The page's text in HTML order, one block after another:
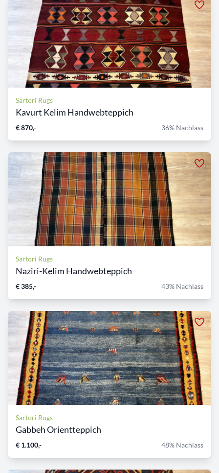
Sartori Rugs
Kavurt Kelim Handwebteppich
€ 870,- 36% Nachlass
Sartori Rugs
Naziri-Kelim Handwebteppich
€ 385,- 43% Nachlass
Sartori Rugs
Gabbeh Orientteppich
€ 1.100,- 48% Nachlass